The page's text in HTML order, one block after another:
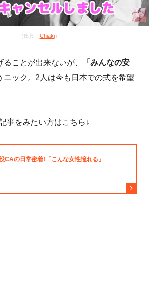
（出典： Chiaki）
ことが出来ないが、
「みんなの安
ニック。2人は今も日本での式を希望
事をみたい方はこちら↓